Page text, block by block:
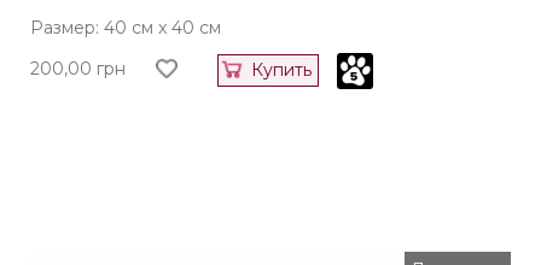
Размер: 40 см x 40 см
200,00 грн Купить